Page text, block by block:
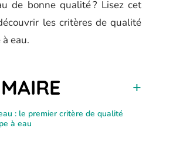
de bonne qualité ? Lisez cet
les critères de qualité
eau.
: le premier critère de qualité
à eau